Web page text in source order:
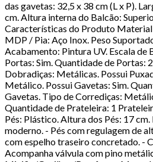
das gavetas: 32,5 x 38 cm (L x P).
cm. Altura interna do Balcão:
Características do Produto
MDP / Pia: Aço Inox. Peso
Acabamento: Pintura UV. Escala de
Portas: Sim. Quantidade de Portas:
Dobradiças: Metálicas. Possui
Metálico. Possui Gavetas: Sim.
Gavetas. Tipo de Corrediças:
Quantidade de Prateleira: 1
Pés: Plástico. Altura dos Pés: 17
moderno. - Pés com regulagem de
com espelho traseiro concretado. -
Acompanha válvula com pino